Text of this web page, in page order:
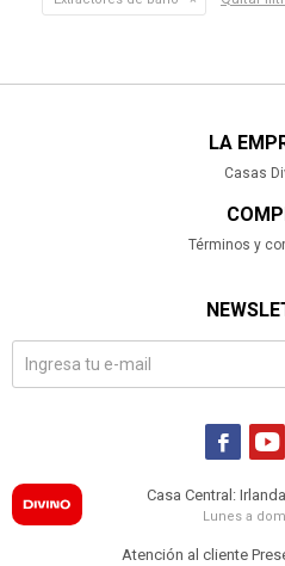
LA
Casas
Términos y
 
Casa Central:
Lunes a
Atención al cliente